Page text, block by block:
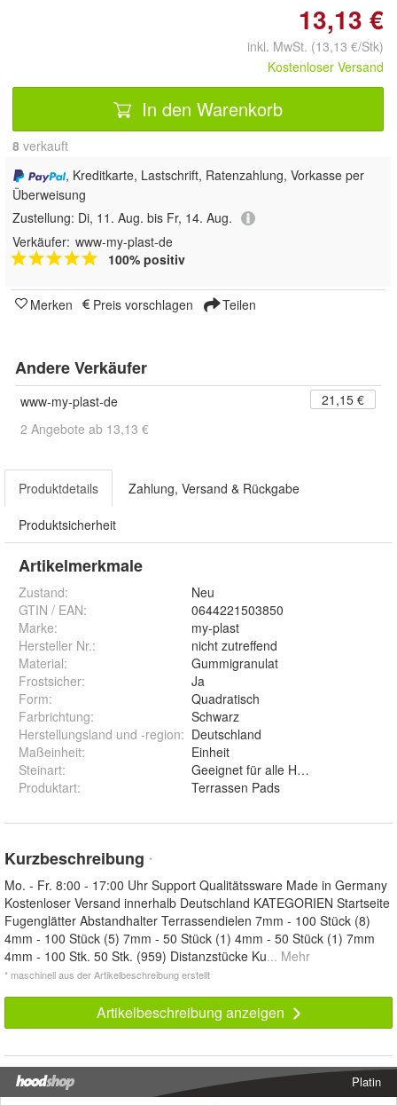
13,13 €
inkl. MwSt. (13,13 €/Stk)
Kostenloser Versand
In den Warenkorb
8 verkauft
, Kreditkarte, Lastschrift, Ratenzahlung, Vorkasse per
Überweisung
Zustellung: Di, 11. Aug. bis Fr, 14. Aug.
Verkäufer: www-my-plast-de
100% positiv
Merken Preis vorschlagen Teilen
Andere Verkäufer
www-my-plast-de
21,15 €
2 Angebote ab 13,13 €
Produktdetails Zahlung, Versand & Rückgabe
Produktsicherheit
Artikelmerkmale
Zustand:
Neu
GTIN / EAN:
0644221503850
Marke:
my-plast
Hersteller Nr.:
nicht zutreffend
Material:
Gummigranulat
Frostsicher:
Ja
Form:
Quadratisch
Farbrichtung:
Schwarz
Herstellungsland und -region: Deutschland
Maßeinheit:
Einheit
Steinart:
Geeignet für alle Holzarten
Produktart: Terrassen Pads
Kurzbeschreibung *
Mo. - Fr. 8:00 - 17:00 Uhr Support Qualitätssware Made in Germany
Kostenloser Versand innerhalb Deutschland KATEGORIEN Startseite
Fugenglätter Abstandhalter Terrassendielen 7mm - 100 Stück (8)
4mm - 100 Stück (5) 7mm - 50 Stück (1) 4mm - 50 Stück (1) 7mm
4mm - 100 Stk. 50 Stk. (959) Distanzstücke Ku... Mehr
* maschinell aus der Artikelbeschreibung erstellt
Artikelbeschreibung anzeigen
Platin